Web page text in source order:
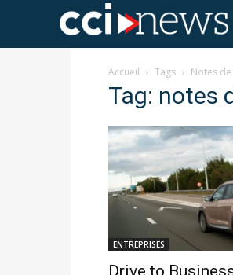
Accueil Tags Notes
Tag: notes
ENTREPRISES